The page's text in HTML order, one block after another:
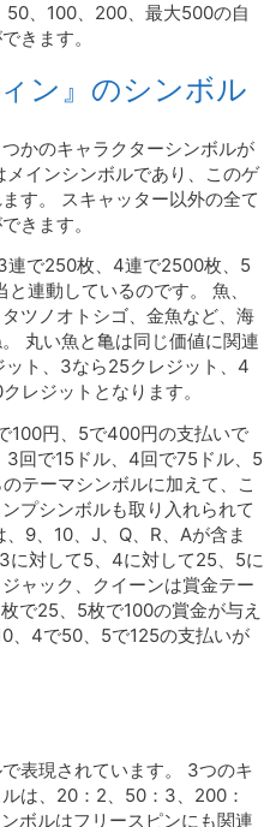
50、100、200、最大500の自
きます。
ン』のシンボル
かのキャラクターシンボルが
インシンボルであり、このゲ
す。 スキャッター以外の全て
きます。
連で250枚、4連で2500枚、5
連動しているのです。 魚、
ツノオトシゴ、金魚など、海
丸い魚と亀は同じ価値に関連
ト、3なら25クレジット、4
レジットとなります。
100円、5で400円の支払いで
回で15ドル、4回で75ドル、5
テーマシンボルに加えて、こ
プシンボルも取り入れられて
9、10、J、Q、R、Aが含ま
に対して5、4に対して25、5に
ャック、クイーンは賞金テー
で25、5枚で100の賞金が与え
、4で50、5で125の支払いが
表現されています。 3つのキ
は、20：2、50：3、200：
ボルはフリースピンにも関連